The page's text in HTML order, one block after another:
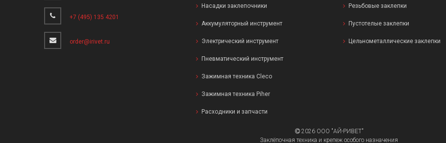
+7 (495) 135 4201
order@irivet.ru
Насадки заклепочники
Аккумуляторный инструмент
Электрический инструмент
Пневматический инструмент
Зажимная техника Cleco
Зажимная техника Piher
Расходники и запчасти
Резьбовые заклепки
Пустотелые заклепки
Цельнометаллические заклепки
2026 ООО "АЙ-РИВЕТ"
Заклёпочная техника и крепеж особого назначения